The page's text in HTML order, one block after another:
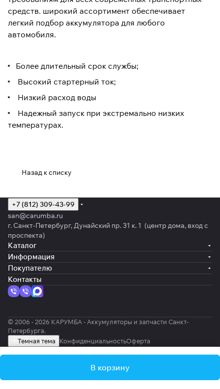
средств. широкий ассортимент обеспечивает
легкий подбор аккумулятора для любого
автомобиля.
Более длительный срок службы;
Высокий стартерный ток;
Низкий расход воды
Надежный запуск при экстремально низких
температурах.
Назад к списку
В корзину
+7 (812) 309-43-99
san@carumba.ru
г. Санкт-Петербург, Дунайский пр. 31 к. 1 (центр дома, вход с
проспекта)
Каталог
Информация
Покупателю
Контакты
© 2006 - 2026 КАРУМБА - Аккумуляторы и запчасти Санкт-
Петербурга.
Темная тема КонфиденциальностьОферта